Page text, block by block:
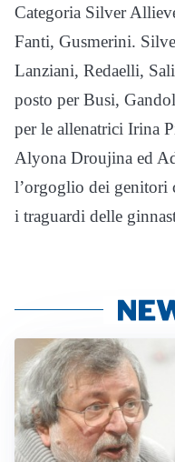
Categoria Silver
Fanti, Gusmerini.
Lanziani, Redaelli,
posto per Busi,
per le allenatrici Irina
Alyona Droujina ed
l’orgoglio dei genitori
i traguardi delle